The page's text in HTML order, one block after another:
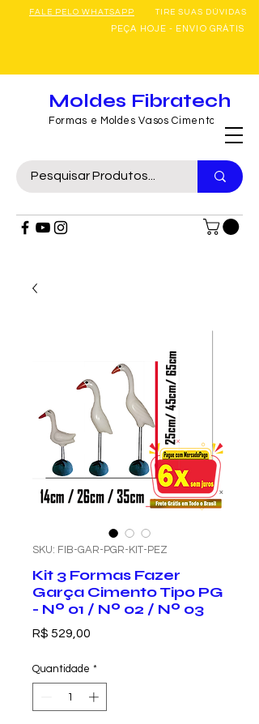
FALE PELO WHATSAPP TIRE SUAS DÚVIDAS
PEÇA HOJE - ENVIO GRÁTIS
Formas e Moldes Vasos Cimento
Moldes Fibratech
SKU: FIB-GAR-PGR-KIT-PEZ
Kit 3 Formas Fazer
Garça Cimento Tipo PG
- Nº 01 / Nº 02 / Nº 03
R$ 529,00
Quantidade *